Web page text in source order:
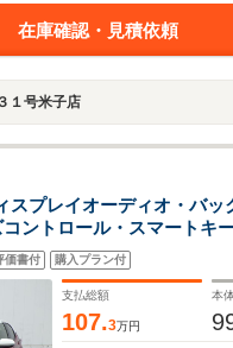
在庫確認・見積依頼
１号米子店
プレイオーディオ・バッ
ントロール・スマートキ
ー
価書付 購入プラン付
支払総額
107.3万円
本